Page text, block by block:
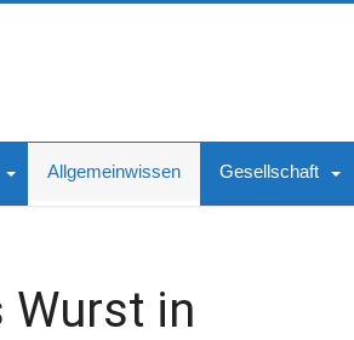
Allgemeinwissen Gesellschaft
Wurst in